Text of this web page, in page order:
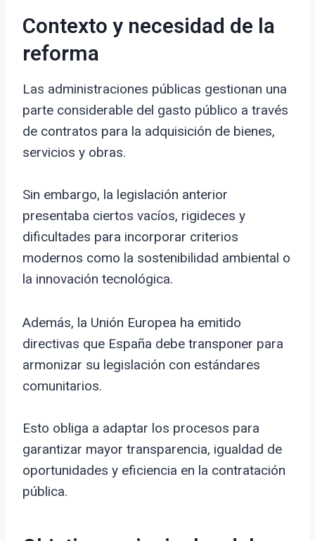
Contexto y necesidad de la
reforma
Las administraciones públicas gestionan una
parte considerable del gasto público a través
de contratos para la adquisición de bienes,
servicios y obras.
Sin embargo, la legislación anterior
presentaba ciertos vacíos, rigideces y
dificultades para incorporar criterios
modernos como la sostenibilidad ambiental o
la innovación tecnológica.
Además, la Unión Europea ha emitido
directivas que España debe transponer para
armonizar su legislación con estándares
comunitarios.
Esto obliga a adaptar los procesos para
garantizar mayor transparencia, igualdad de
oportunidades y eficiencia en la contratación
pública.